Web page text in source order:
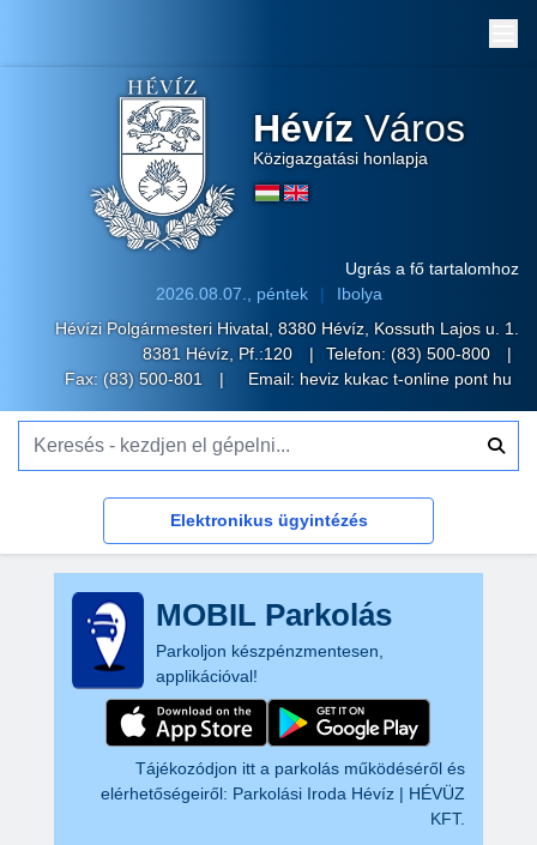
Hévíz Város
Közigazgatási honlapja
Ugrás a fő tartalomhoz
2026.08.07., péntek
Ibolya
Hévízi Polgármesteri Hivatal, 8380 Hévíz, Kossuth Lajos u. 1.
8381 Hévíz, Pf.:120
Telefon: (83) 500-800
Fax: (83) 500-801
Email: heviz kukac t-online pont hu
Elektronikus ügyintézés
MOBIL Parkolás
Parkoljon készpénzmentesen,
applikációval!
Tájékozódjon itt a parkolás működéséről és
elérhetőségeiről: Parkolási Iroda Hévíz | HÉVÜZ
KFT.